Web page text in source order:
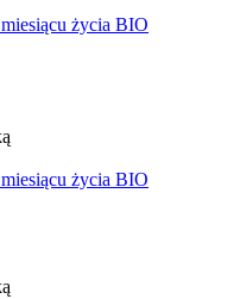
życia BIO
życia BIO